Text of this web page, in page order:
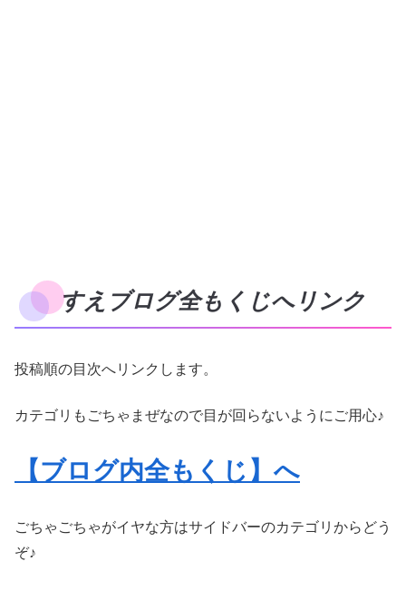
すえブログ全もくじへリンク
投稿順の目次へリンクします。
カテゴリもごちゃまぜなので目が回らないようにご用心♪
【ブログ内全もくじ】へ
ごちゃごちゃがイヤな方はサイドバーのカテゴリからどう
ぞ♪